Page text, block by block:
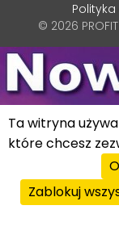
© 2026
Ta witryna
które chcesz
Zablokuj